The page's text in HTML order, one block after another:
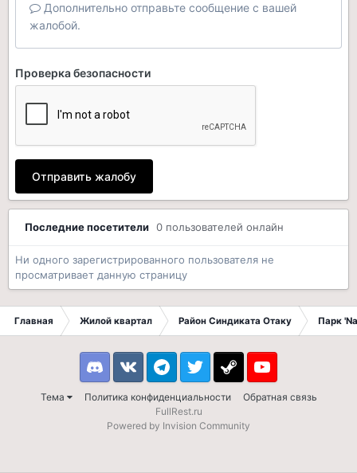
Дополнительно отправьте сообщение с вашей
жалобой.
Проверка безопасности
Отправить жалобу
Последние посетители 0 пользователей онлайн
Ни одного зарегистрированного пользователя не
просматривает данную страницу
Главная Жилой квартал Район Синдиката Отаку Парк
Тема Политика конфиденциальности Обратная связь
DiscordVK TelegramTwitter Steam Youtube
FullRest.ru
Powered by Invision Community